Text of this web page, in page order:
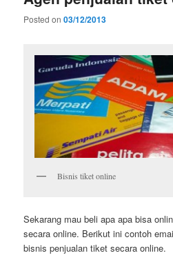
Posted on03/12/2013
Bisnis tiket online
Sekarang mau beli apa apa bisa
secara online. Berikut ini contoh
bisnis penjualan tiket secara online.